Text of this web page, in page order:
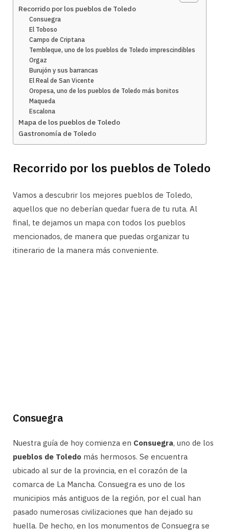
Recorrido por los pueblos de Toledo
Consuegra
El Toboso
Campo de Criptana
Tembleque, uno de los pueblos de Toledo imprescindibles
Orgaz
Burujón y sus barrancas
El Real de San Vicente
Oropesa, uno de los pueblos de Toledo más bonitos
Maqueda
Escalona
Mapa de los pueblos de Toledo
Gastronomía de Toledo
Recorrido por los pueblos de Toledo
Vamos a descubrir los mejores pueblos de Toledo,
aquellos que no deberían quedar fuera de tu ruta. Al
final, te dejamos un mapa con todos los pueblos
mencionados, de manera que puedas organizar tu
itinerario de la manera más conveniente.
Consuegra
Nuestra guía de hoy comienza en Consuegra, uno de los
pueblos de Toledo más hermosos. Se encuentra
ubicado al sur de la provincia, en el corazón de la
comarca de La Mancha. Consuegra es uno de los
municipios más antiguos de la región, por el cual han
pasado numerosas civilizaciones que han dejado su
huella. De hecho, en los monumentos de Consuegra se